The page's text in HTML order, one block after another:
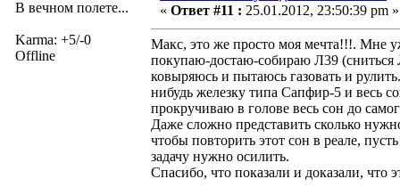
В вечном полете...
Karma: +5/-0
Offline
« Ответ #11 : 25.01.2012, 23:50:39 pm »
Макс, это же просто моя мечта!!!. Мне
покупаю-достаю-собираю Л39 (сниться
ковыряюсь и пытаюсь газовать и
нибудь железку типа Сапфир-5 и весь
прокручиваю в голове весь сон до
Даже сложно представить сколько
чтобы повторить этот сон в реале,
задачу нужно осилить.
Спасибо, что показали и доказали, что